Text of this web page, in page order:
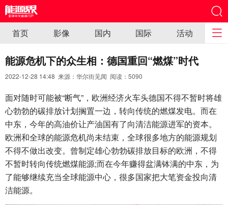
首页 影像 国内 国际 活动
能源危机下的众生相：德国重回“燃煤”时代
2022-12-28 14:48 来源：华尔街见闻 阅读： 5090
面对随时可能被“断气”，欧洲经济火车头德国不得不暂时将雄
心勃勃的碳排放计划搁置一边，转向传统的燃煤发电。而在
中东，今年的高油价让产油国有了向清洁能源进军的资本。
欧洲和全球的能源危机尚未结束，全球很多地方的能源规划
不得不做出改变。曾制定雄心勃勃碳排放目标的欧洲，不得
不暂时转向传统燃煤能源;而在今年赚得盆满钵满的中东，为
了能够继续充当全球能源中心，很多国家把大笔资金投向清
洁能源。